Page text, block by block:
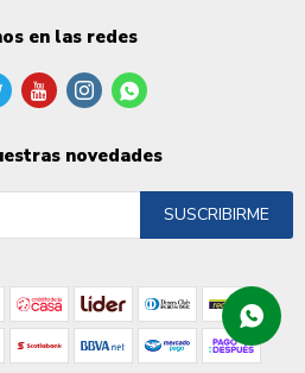
en las redes
  
novedades
SUSCRIBIRME